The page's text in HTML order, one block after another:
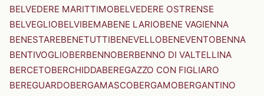
BELVEDERE MARITTIMOBELVEDERE OSTRENSE
BELVEGLIOBELVIBEMABENE LARIOBENE VAGIENNA
BENESTAREBENETUTTIBENEVELLOBENEVENTOBENNA
BENTIVOGLIOBERBENNOBERBENNO DI VALTELLINA
BERCETOBERCHIDDABEREGAZZO CON FIGLIARO
BEREGUARDOBERGAMASCOBERGAMOBERGANTINO